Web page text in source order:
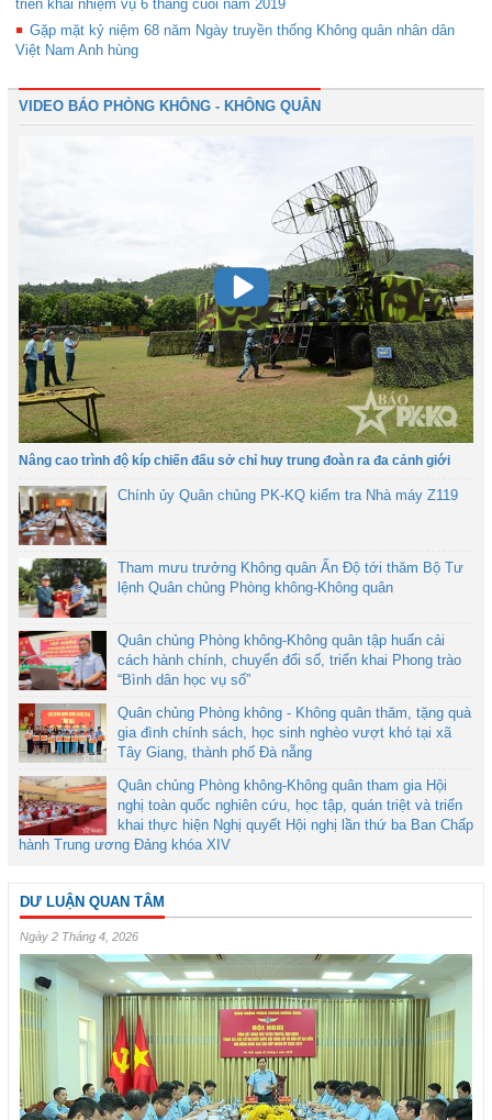
triển khai nhiệm vụ 6 tháng cuối năm 2019
Gặp mặt kỷ niệm 68 năm Ngày truyền thống Không quân nhân dân
Việt Nam Anh hùng
VIDEO BÁO PHÒNG KHÔNG - KHÔNG QUÂN
Nâng cao trình độ kíp chiến đấu sở chỉ huy trung đoàn ra đa cảnh giới
Chính ủy Quân chủng PK-KQ kiểm tra Nhà máy Z119
Tham mưu trưởng Không quân Ấn Độ tới thăm Bộ Tư
lệnh Quân chủng Phòng không-Không quân
Quân chủng Phòng không-Không quân tập huấn cải
cách hành chính, chuyển đổi số, triển khai Phong trào
“Bình dân học vụ số”
Quân chủng Phòng không - Không quân thăm, tặng quà
gia đình chính sách, học sinh nghèo vượt khó tại xã
Tây Giang, thành phố Đà nẵng
Quân chủng Phòng không-Không quân tham gia Hội
nghị toàn quốc nghiên cứu, học tập, quán triệt và triển
khai thực hiện Nghị quyết Hội nghị lần thứ ba Ban Chấp
hành Trung ương Đảng khóa XIV
DƯ LUẬN QUAN TÂM
Ngày 2 Tháng 4, 2026